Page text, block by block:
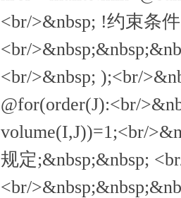
<br/>&nbsp; !约束条
<br/
<br/>&nbsp; );<br/
@for(order(J):<br/
volume(I,J))=1;<br/
规定;&nbsp;&nbsp;
<br/